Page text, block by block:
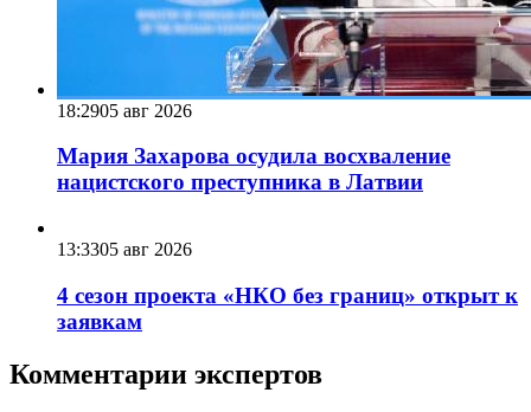
18:2905 авг 2026
Мария Захарова осудила восхваление
нацистского преступника в Латвии
13:3305 авг 2026
4 сезон проекта «НКО без границ» открыт к
заявкам
Комментарии экспертов